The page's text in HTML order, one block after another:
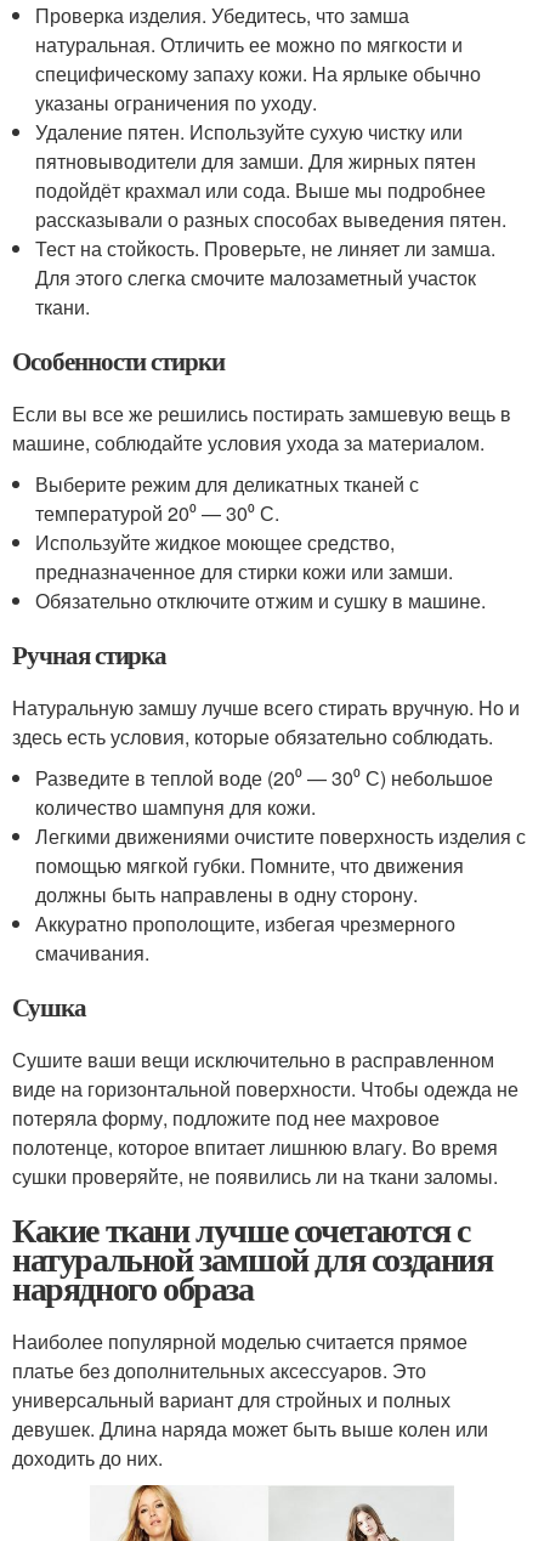
Проверка изделия. Убедитесь, что замша
натуральная. Отличить ее можно по мягкости и
специфическому запаху кожи. На ярлыке обычно
указаны ограничения по уходу.
Удаление пятен. Используйте сухую чистку или
пятновыводители для замши. Для жирных пятен
подойдёт крахмал или сода. Выше мы подробнее
рассказывали о разных способах выведения пятен.
Тест на стойкость. Проверьте, не линяет ли замша.
Для этого слегка смочите малозаметный участок
ткани.
Особенности стирки
Если вы все же решились постирать замшевую вещь в
машине, соблюдайте условия ухода за материалом.
Выберите режим для деликатных тканей с
температурой 20⁰ — 30⁰ С.
Используйте жидкое моющее средство,
предназначенное для стирки кожи или замши.
Обязательно отключите отжим и сушку в машине.
Ручная стирка
Натуральную замшу лучше всего стирать вручную. Но и
здесь есть условия, которые обязательно соблюдать.
Разведите в теплой воде (20⁰ — 30⁰ С) небольшое
количество шампуня для кожи.
Легкими движениями очистите поверхность изделия с
помощью мягкой губки. Помните, что движения
должны быть направлены в одну сторону.
Аккуратно прополощите, избегая чрезмерного
смачивания.
Сушка
Сушите ваши вещи исключительно в расправленном
виде на горизонтальной поверхности. Чтобы одежда не
потеряла форму, подложите под нее махровое
полотенце, которое впитает лишнюю влагу. Во время
сушки проверяйте, не появились ли на ткани заломы.
Какие ткани лучше сочетаются с
натуральной замшой для создания
нарядного образа
Наиболее популярной моделью считается прямое
платье без дополнительных аксессуаров. Это
универсальный вариант для стройных и полных
девушек. Длина наряда может быть выше колен или
доходить до них.